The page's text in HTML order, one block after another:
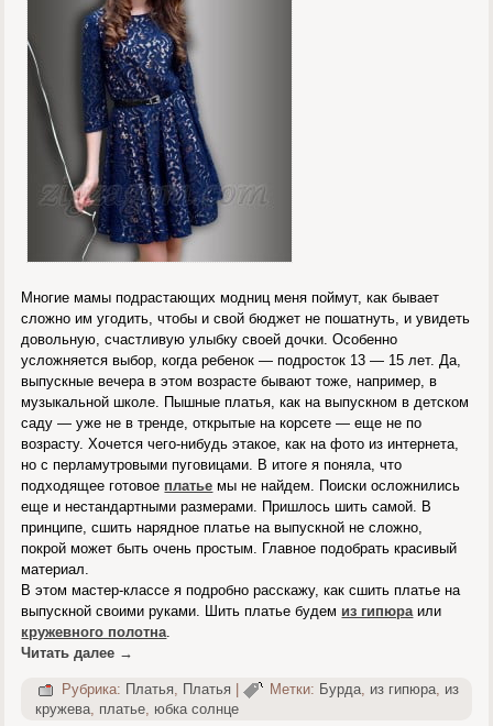
Многие мамы подрастающих модниц меня поймут, как бывает
сложно им угодить, чтобы и свой бюджет не пошатнуть, и увидеть
довольную, счастливую улыбку своей дочки. Особенно
усложняется выбор, когда ребенок — подросток 13 — 15 лет. Да,
выпускные вечера в этом возрасте бывают тоже, например, в
музыкальной школе. Пышные платья, как на выпускном в детском
саду — уже не в тренде, открытые на корсете — еще не по
возрасту. Хочется чего-нибудь этакое, как на фото из интернета,
но с перламутровыми пуговицами. В итоге я поняла, что
подходящее готовое платье мы не найдем. Поиски осложнились
еще и нестандартными размерами. Пришлось шить самой. В
принципе, сшить нарядное платье на выпускной не сложно,
покрой может быть очень простым. Главное подобрать красивый
материал.
В этом мастер-классе я подробно расскажу, как сшить платье на
выпускной своими руками. Шить платье будем из гипюра или
кружевного полотна
Читать далее →
Рубрика: Платья, Платья | Метки: Бурда, из гипюра, из
кружева платье юбка солнце